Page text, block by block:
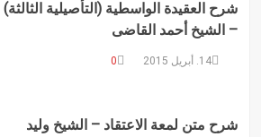
شرح العقيدة الواسطية (التأصيلية الثالثة)
– الشيخ أحمد القاضى
14. أبريل 2015 0
شرح متن لمعة الاعتقاد – الشيخ وليد